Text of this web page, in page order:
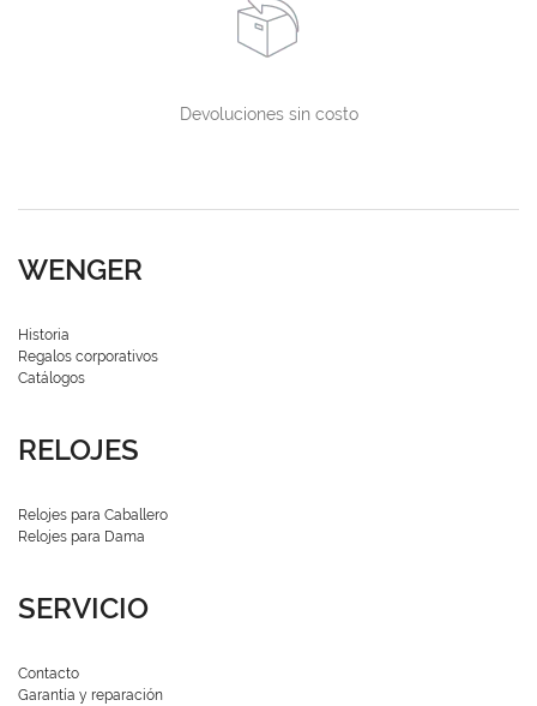
Devoluciones sin costo
WENGER
Historia
Regalos corporativos
Catálogos
RELOJES
Relojes para Caballero
Relojes para Dama
SERVICIO
Contacto
Garantía y reparación